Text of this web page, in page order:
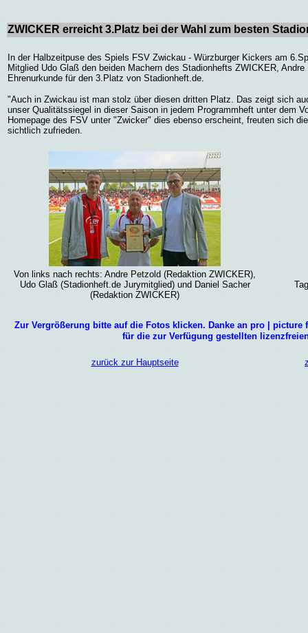
ZWICKER erreicht 3.Platz bei der Wahl zum besten
In der Halbzeitpuse des Spiels FSV Zwickau - Würzburger Kickers am
Mitglied Udo Glaß den beiden Machern des Stadionhefts ZWICKER, Andre
Ehrenurkunde für den 3.Platz von Stadionheft.de.
"Auch in Zwickau ist man stolz über diesen dritten Platz. Das zeigt sich
unser Qualitätssiegel in dieser Saison in jedem Programmheft unter dem
Homepage des FSV unter "Zwicker" dies ebenso erscheint, freuten sich
sichtlich zufrieden.
Von links nach rechts: Andre Petzold (Redaktion ZWICKER),
Udo Glaß (Stadionheft.de Jurymitglied) und Daniel Sacher
(Redaktion ZWICKER)
Zur Vergrößerung bitte auf die Fotos klicken. Danke an pro
picture
für die zur Verfügung gestellten
zurück zur Hauptseite